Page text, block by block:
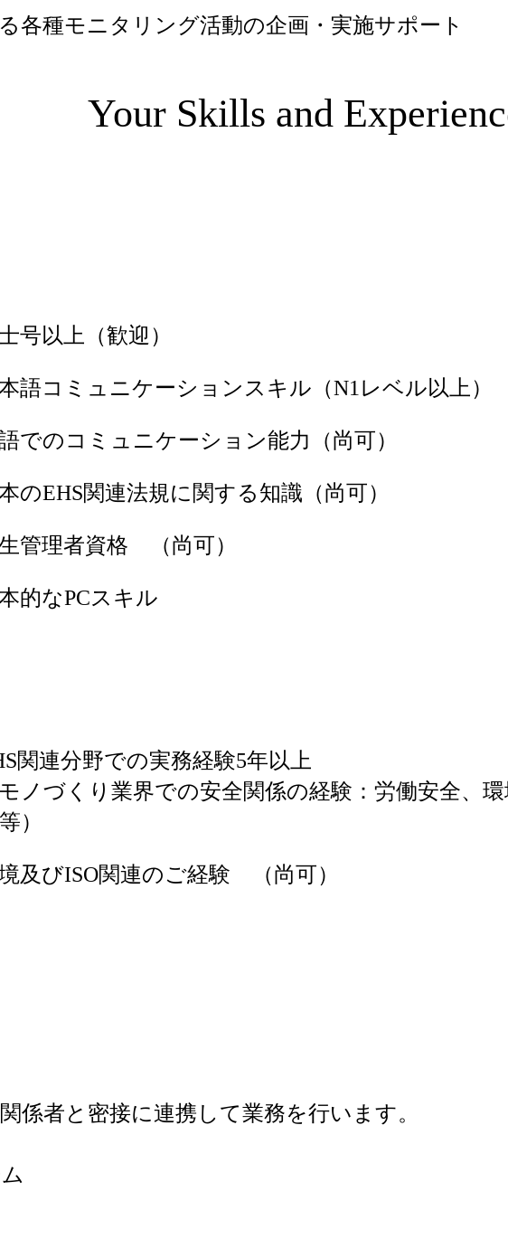
各種モニタリング活動の企画・実施サポート
Your Skills and
号以上（歓迎）
語コミュニケーションスキル（N1レベル以上）
でのコミュニケーション能力（尚可）
のEHS関連法規に関する知識（尚可）
管理者資格 （尚可）
的なPCスキル
関連分野での実務経験5年以上
モノづくり業界での安全関係の経験：労働安全、
）
及びISO関連のご経験 （尚可）
係者と密接に連携して業務を行います。